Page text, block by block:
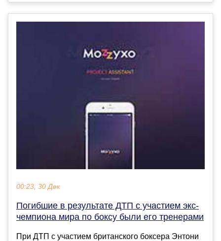
00:23, 30 Дек
Погибшие в результате ДТП с участием экс-
чемпиона мира по боксу были его тренерами
При ДТП с участием британского боксера Энтони